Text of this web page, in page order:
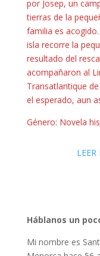
por Josep, un
tierras de la
familia es
isla recorre la
resultado del
acompañaron al
Transatlantique
el esperado, aun
Género: Novela
Háblanos un
Mi nombre es